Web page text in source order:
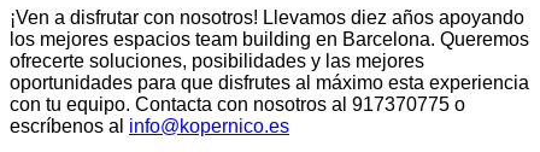
¡Ven a disfrutar con nosotros! Llevamos diez años apoyando
los mejores espacios team building en Barcelona. Queremos
ofrecerte soluciones, posibilidades y las mejores
oportunidades para que disfrutes al máximo esta experiencia
con tu equipo. Contacta con nosotros al 917370775 o
escríbenos al info@kopernico.es